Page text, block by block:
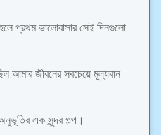
প্রথম ভালোবাসার সেই দিনগুলো
আমার জীবনের সবচেয়ে মূল্যবান
এক সুন্দর গল্প।